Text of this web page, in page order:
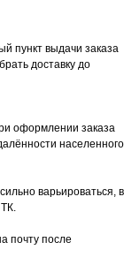
пункт выдачи заказа
доставку до
оформлении заказа
населенного
варьироваться, в
почту после